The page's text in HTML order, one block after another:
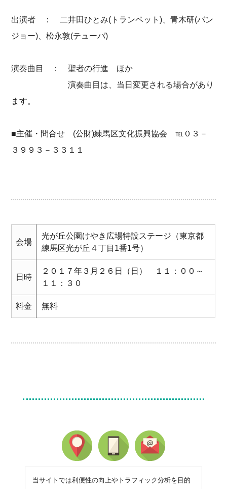
出演者 ： 二井田ひとみ(トランペット)、青木研(バン
ジョー)、松永敦(テューバ)
演奏曲目 ： 聖者の行進 ほか
演奏曲目は、当日変更される場合があり
ます。
■主催・問合せ (公財)練馬区文化振興協会 ℡０３－
３９９３－３３１１
会場
光が丘公園けやき広場特設ステージ（東京都
練馬区光が丘４丁目1番1号）
日時
２０１７年３月２６日（日） １１：００～
１１：３０
料金 無料
当サイトでは利便性の向上やトラフィック分析を目的